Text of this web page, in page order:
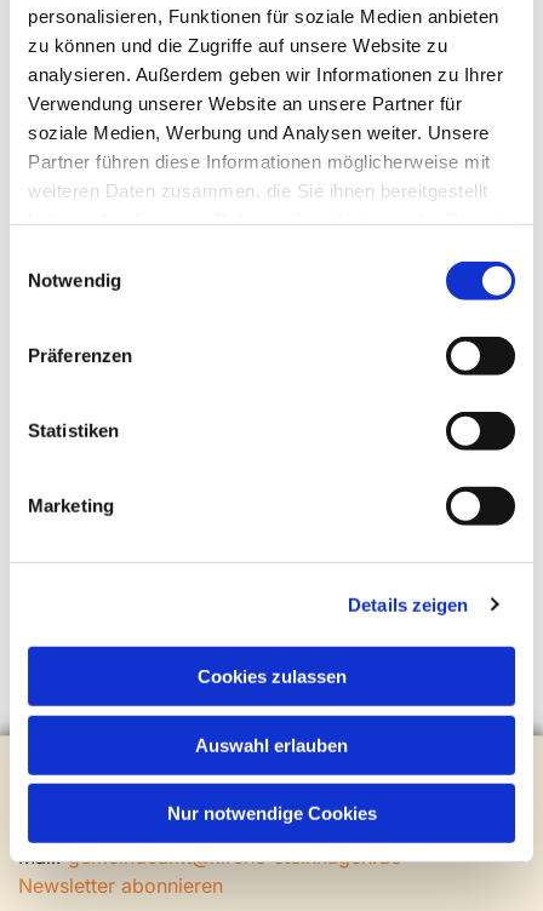
personalisieren, Funktionen für soziale Medien anbieten
zu können und die Zugriffe auf unsere Website zu
analysieren. Außerdem geben wir Informationen zu Ihrer
Verwendung unserer Website an unsere Partner für
soziale Medien, Werbung und Analysen weiter. Unsere
Partner führen diese Informationen möglicherweise mit
weiteren Daten zusammen, die Sie ihnen bereitgestellt
Notwendig
Präferenzen
Statistiken
Marketing
Details zeigen
Cookies zulassen
Auswahl erlauben
Nur notwendige Cookies
des Redens fehlt, öffnen wir gerne Herz und Ohr
für Sie und suchen gemeinsam und in einem
geschützten Rahmen nach einer geeigneten
Strategie, mit den geteilten Gesprächsinhalten
lösungsorientiert umzugehen.
Informationen erhalten Sie bei Birgit Kunisch, Tel.:
Evangelische Kirchengemeinde Steinhagen
0 52 04 / 36 28
Mail:gemeindeamt@kirche-steinhagen.de
Newsletter abonnieren